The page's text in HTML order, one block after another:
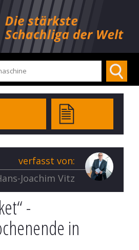
verfasst von:
Joachim Vitz
-
in